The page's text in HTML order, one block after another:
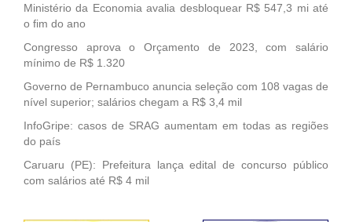
Ministério da Economia avalia desbloquear R$ 547,3 mi até
o fim do ano
Congresso aprova o Orçamento de 2023, com salário
mínimo de R$ 1.320
Governo de Pernambuco anuncia seleção com 108 vagas de
nível superior; salários chegam a R$ 3,4 mil
InfoGripe: casos de SRAG aumentam em todas as regiões
do país
Caruaru (PE): Prefeitura lança edital de concurso público
com salários até R$ 4 mil